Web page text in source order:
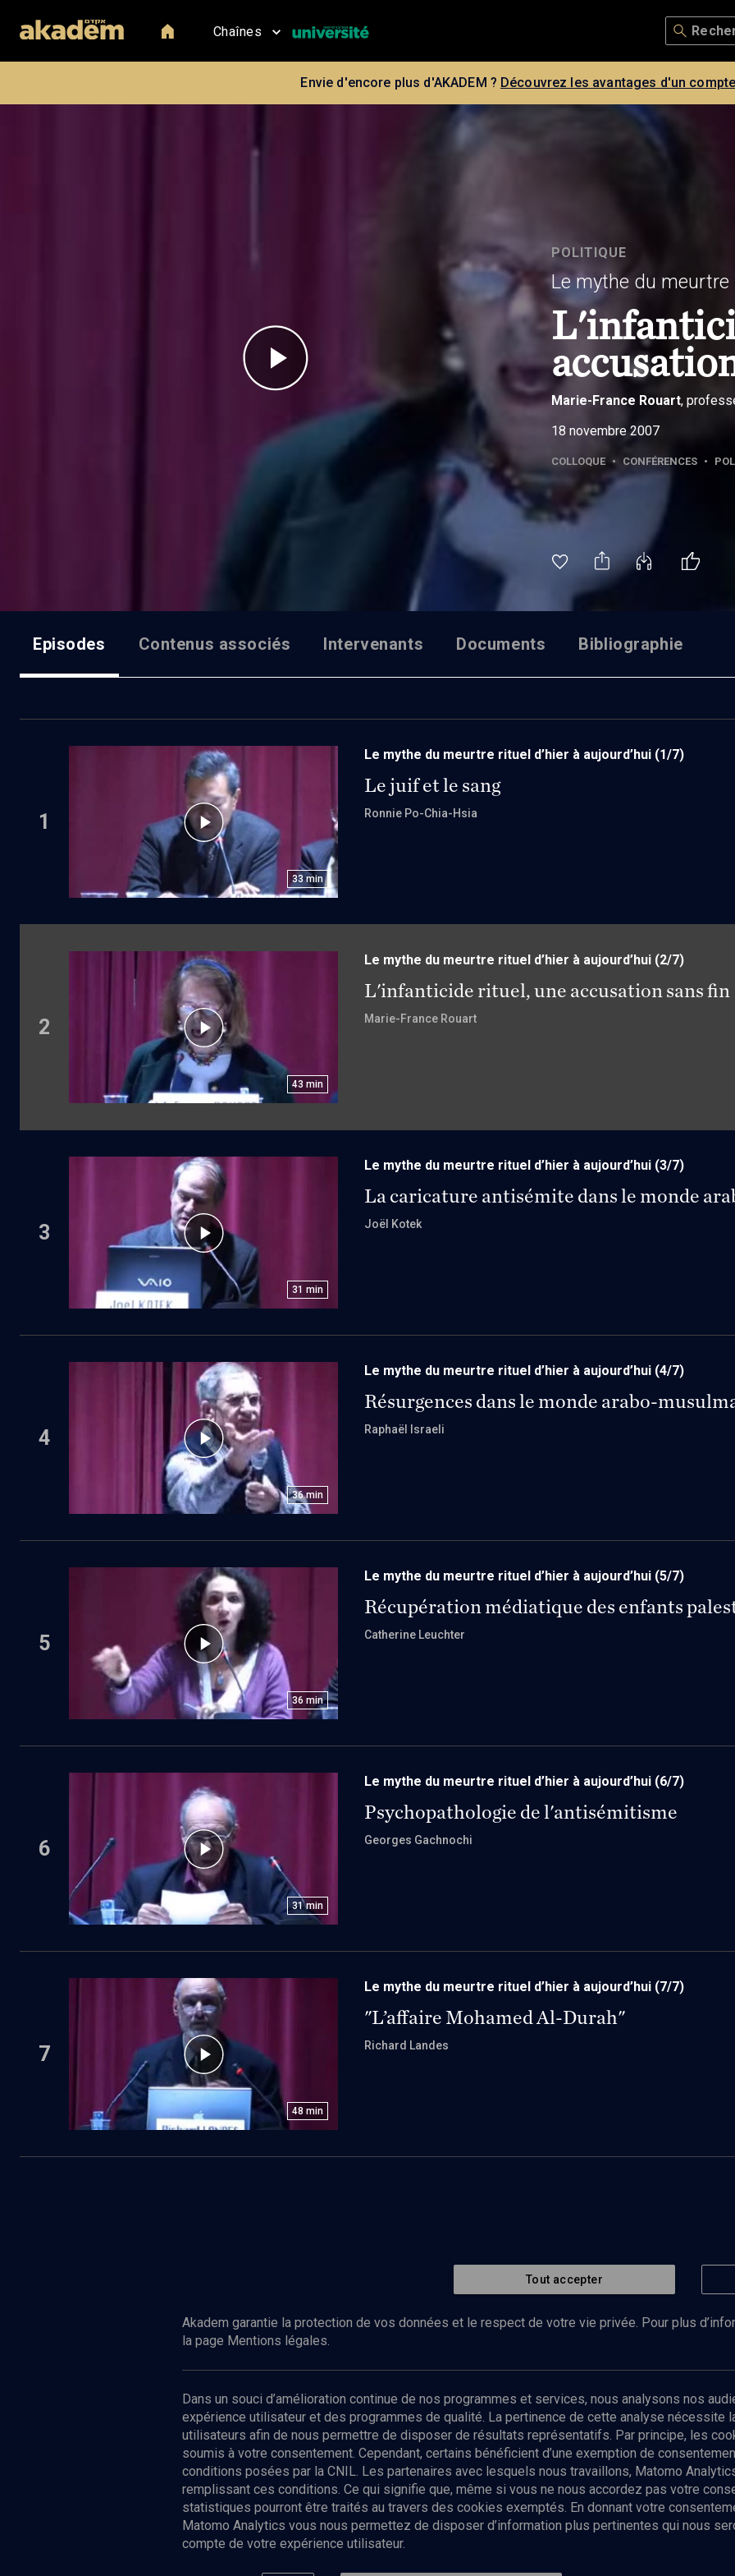
Chaînes
Envie d'encore plus d'AKADEM ? Découvrez les avantages d'un
POLITIQUE
Le mythe du meurtre
Marie-France Rouart,
18 novembre 2007
COLLOQUE • CONFÉRENCES •
Episodes Contenus associés Intervenants Documents Bibliographie
1
33 min
Le mythe du meurtre rituel d’hier à aujourd’hui (1/7)
Le juif et le sang
Ronnie Po-Chia-Hsia
2
43 min
Le mythe du meurtre rituel d’hier à aujourd’hui (2/7)
L'infanticide rituel, une accusation sans fin
Marie-France Rouart
3
31 min
Le mythe du meurtre rituel d’hier à aujourd’hui (3/7)
La caricature antisémite dans le monde
Joël Kotek
4
36 min
Le mythe du meurtre rituel d’hier à aujourd’hui (4/7)
Résurgences dans le monde arabo-
Raphaël Israeli
5
36 min
Le mythe du meurtre rituel d’hier à aujourd’hui (5/7)
Récupération médiatique des enfants
Catherine Leuchter
6
31 min
Le mythe du meurtre rituel d’hier à aujourd’hui (6/7)
Psychopathologie de l'antisémitisme
Georges Gachnochi
7
48 min
Le mythe du meurtre rituel d’hier à aujourd’hui (7/7)
"L’affaire Mohamed Al-Durah"
Richard Landes
Abonnez-vous à notre newsletter
Envoyer
Nos Chaines
Tout accepter
Akadem garantie la protection de vos données et le respect de votre vie privée. Pour plus
la page Mentions légales.
Dans un souci d’amélioration continue de nos programmes et services, nous analysons nos
expérience utilisateur et des programmes de qualité. La pertinence de cette analyse nécessite
utilisateurs afin de nous permettre de disposer de résultats représentatifs. Par principe, les
soumis à votre consentement. Cependant, certains bénéficient d’une exemption de
conditions posées par la CNIL. Les partenaires avec lesquels nous travaillons, Matomo
remplissant ces conditions. Ce qui signifie que, même si vous ne nous accordez pas votre
statistiques pourront être traités au travers des cookies exemptés. En donnant votre
Matomo Analytics vous nous permettez de disposer d’information plus pertinentes qui nous
compte de votre expérience utilisateur.